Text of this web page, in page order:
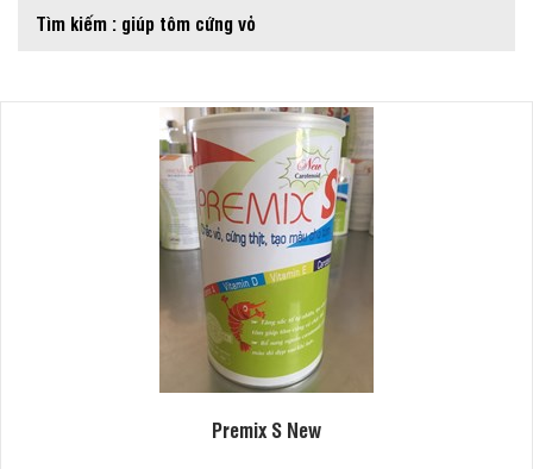
Tìm kiếm : giúp tôm cứng vỏ
Premix S New